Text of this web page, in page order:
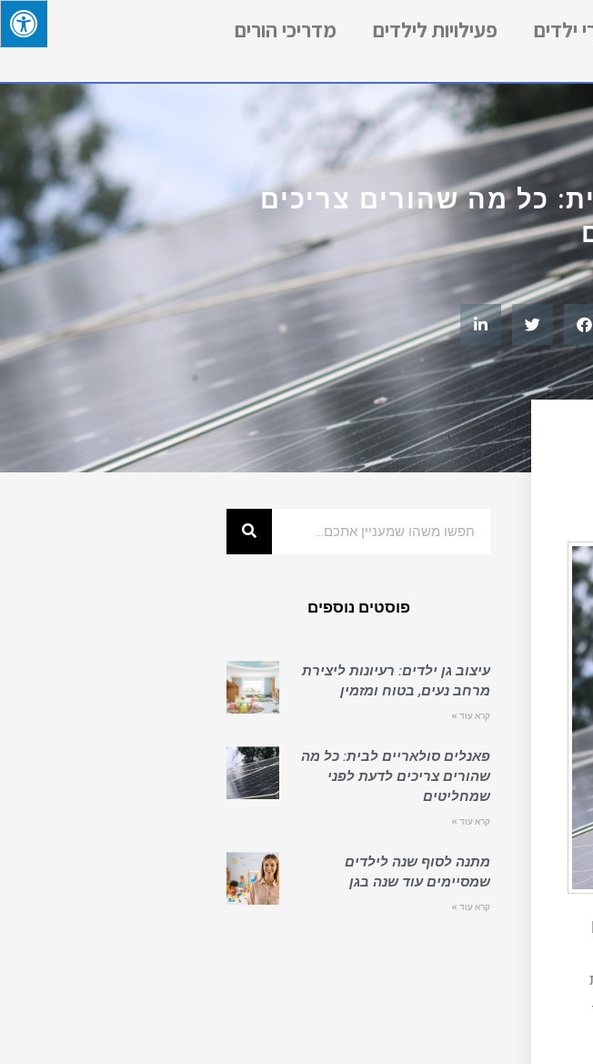
ילדים פעילויות לילדים מדריכי הורים
כל מה שהורים צריכים
פוסטים נוספים
עיצוב גן ילדים: רעיונות ליצירת
מרחב נעים, בטוח ומזמין
קרא עוד »
פאנלים סולאריים לבית: כל מה
שהורים צריכים לדעת לפני
שמחליטים
קרא עוד »
מתנה לסוף שנה לילדים
שמסיימים עוד שנה בגן
קרא עוד »